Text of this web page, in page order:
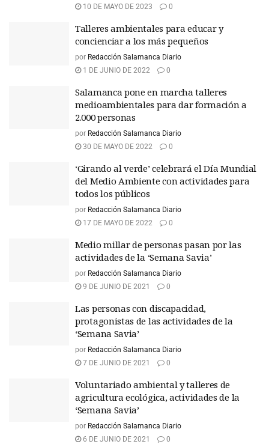
10 DE MAYO DE 2023
0
Talleres ambientales para educar y
concienciar a los más pequeños
por Redacción Salamanca Diario
1 DE JUNIO DE 2022
0
Salamanca pone en marcha talleres
medioambientales para dar formación a
2.000 personas
por Redacción Salamanca Diario
30 DE MAYO DE 2022
0
‘Girando al verde’ celebrará el Día Mundial
del Medio Ambiente con actividades para
todos los públicos
por Redacción Salamanca Diario
17 DE MAYO DE 2022
0
Medio millar de personas pasan por las
actividades de la ‘Semana Savia’
por Redacción Salamanca Diario
9 DE JUNIO DE 2021
0
Las personas con discapacidad,
protagonistas de las actividades de la
‘Semana Savia’
por Redacción Salamanca Diario
7 DE JUNIO DE 2021
0
Voluntariado ambiental y talleres de
agricultura ecológica, actividades de la
‘Semana Savia’
por Redacción Salamanca Diario
6 DE JUNIO DE 2021
0